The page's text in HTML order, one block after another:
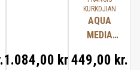
1.084,00 kr.
KURKDJIAN
AQUA
MEDIA
FORTE
449,00 kr.